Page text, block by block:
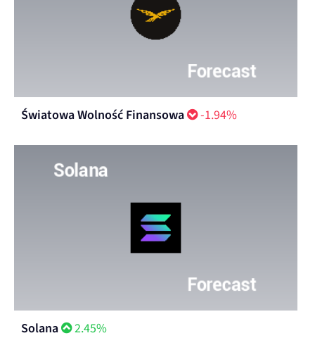
Światowa Wolność Finansowa -1.94%
Solana 2.45%